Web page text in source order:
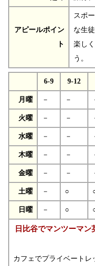
アピールポイン
ト
スポ
な生
楽し
う。
6-9 9-12
月曜 － －
火曜 － －
水曜 － －
木曜 － －
金曜 － －
土曜 － ○
日曜 － ○
日比谷でマンツーマン
カフェでプライベート